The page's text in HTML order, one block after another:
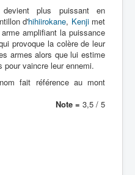
plus puissant en
d'hihiirokane, Kenjimet
amplifiant la puissance
provoque la colère de leur
armes alors que lui estime
vaincre leur ennemi.
fait référence au mont
Note = 3,5 / 5